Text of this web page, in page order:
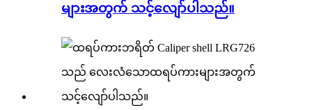
များအတွက် သင့်လျော်ပါသည်။